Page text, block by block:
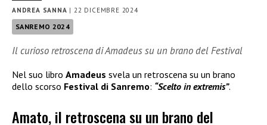
ANDREA SANNA |22 DICEMBRE 2024
SANREMO 2024
Il curioso retroscena di Amadeus su un brano del Festival
Nel suo libro Amadeus svela un retroscena su un brano
dello scorso Festival di Sanremo: “Scelto in extremis”.
Amato, il retroscena su un brano del